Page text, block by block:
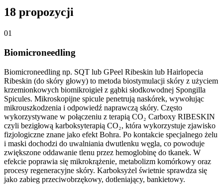
18 propozycji
01
Biomicroneedling
Biomicroneedling np. SQT lub GPeel Ribeskin lub Hairlopecia
Ribeskin (do skóry głowy) to metoda biostymulacji skóry z użyciem
krzemionkowych biomikroigieł z gąbki słodkowodnej Spongilla
Spicules. Mikroskopijne spicule penetrują naskórek, wywołując
mikrouszkodzenia i odpowiedź naprawczą skóry. Często
wykorzystywane w połączeniu z terapią CO₂ Carboxy RIBESKIN
czyli bezigłową karboksyterapią CO₂, która wykorzystuje zjawisko
fizjologiczne znane jako efekt Bohra. Po kontakcie specjalnego żelu
i maski dochodzi do uwalniania dwutlenku węgla, co powoduje
zwiększone oddawanie tlenu przez hemoglobinę do tkanek. W
efekcie poprawia się mikrokrążenie, metabolizm komórkowy oraz
procesy regeneracyjne skóry. Karboksyżel świetnie sprawdza się
jako zabieg przeciwobrzękowy, dotleniający, bankietowy.